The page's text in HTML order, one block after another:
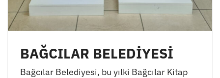
BAĞCILAR BELEDİYESİ
Bağcılar Belediyesi, bu yılki Bağcılar Kitap